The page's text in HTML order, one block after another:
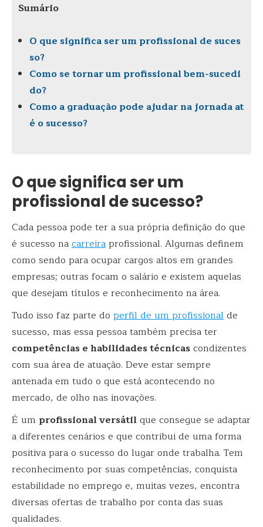
Sumário
O que significa ser um profissional de suces
so?
Como se tornar um profissional bem-sucedi
do?
Como a graduação pode ajudar na jornada at
é o sucesso?
O que significa ser um
profissional de sucesso?
Cada pessoa pode ter a sua própria definição do que
é sucesso nacarreiraprofissional. Algumas definem
como sendo para ocupar cargos altos em grandes
empresas; outras focam o salário e existem aquelas
que desejam títulos e reconhecimento na área.
Tudo isso faz parte do perfil de um profissionalde
sucesso, mas essa pessoa também precisa ter
competências e habilidades técnicascondizentes
com sua área de atuação. Deve estar sempre
antenada em tudo o que está acontecendo no
mercado, de olho nas inovações.
É um profissional versátilque consegue se adaptar
a diferentes cenários e que contribui de uma forma
positiva para o sucesso do lugar onde trabalha. Tem
reconhecimento por suas competências, conquista
estabilidade no emprego e, muitas vezes, encontra
diversas ofertas de trabalho por conta das suas
qualidades.